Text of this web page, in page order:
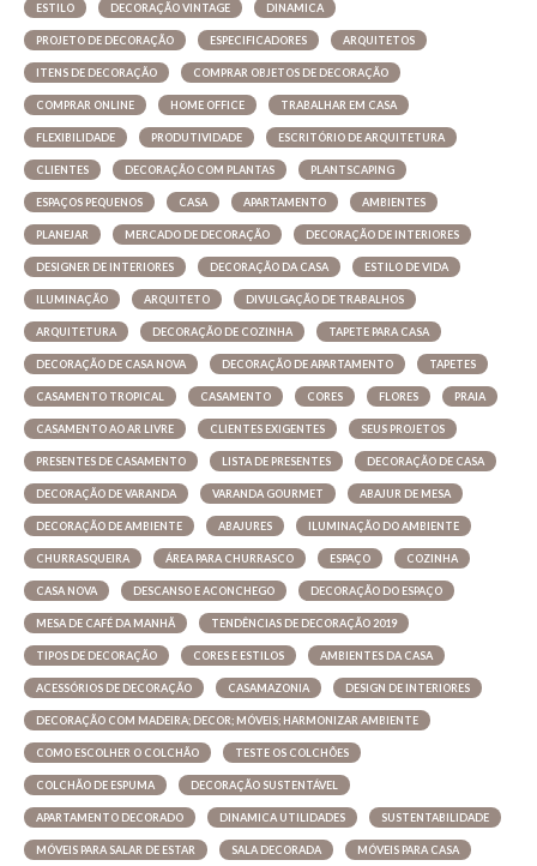
ESTILO DECORAÇÃO VINTAGE DINAMICA
PROJETO DE DECORAÇÃO ESPECIFICADORES ARQUITETOS
ITENS DE DECORAÇÃO COMPRAR OBJETOS DE DECORAÇÃO
COMPRAR ONLINE HOME OFFICE TRABALHAR EM CASA
FLEXIBILIDADE PRODUTIVIDADE ESCRITÓRIO DE ARQUITETURA
CLIENTES DECORAÇÃO COM PLANTAS PLANTSCAPING
ESPAÇOS PEQUENOS CASA APARTAMENTO AMBIENTES
PLANEJAR MERCADO DE DECORAÇÃO DECORAÇÃO DE INTERIORES
DESIGNER DE INTERIORES DECORAÇÃO DA CASA ESTILO DE VIDA
ILUMINAÇÃO ARQUITETO DIVULGAÇÃO DE TRABALHOS
ARQUITETURA DECORAÇÃO DE COZINHA TAPETE PARA CASA
DECORAÇÃO DE CASA NOVA DECORAÇÃO DE APARTAMENTO TAPETES
CASAMENTO TROPICAL CASAMENTO CORES FLORES PRAIA
CASAMENTO AO AR LIVRE CLIENTES EXIGENTES SEUS PROJETOS
PRESENTES DE CASAMENTO LISTA DE PRESENTES DECORAÇÃO DE CASA
DECORAÇÃO DE VARANDA VARANDA GOURMET ABAJUR DE MESA
DECORAÇÃO DE AMBIENTE ABAJURES ILUMINAÇÃO DO AMBIENTE
CHURRASQUEIRA ÁREA PARA CHURRASCO ESPAÇO COZINHA
CASA NOVA DESCANSO E ACONCHEGO DECORAÇÃO DO ESPAÇO
MESA DE CAFÉ DA MANHÃ TENDÊNCIAS DE DECORAÇÃO 2019
TIPOS DE DECORAÇÃO CORES E ESTILOS AMBIENTES DA CASA
ACESSÓRIOS DE DECORAÇÃO CASAMAZONIA DESIGN DE INTERIORES
DECORAÇÃO COM MADEIRA; DECOR; MÓVEIS; HARMONIZAR AMBIENTE
COMO ESCOLHER O COLCHÃO TESTE OS COLCHÕES
COLCHÃO DE ESPUMA DECORAÇÃO SUSTENTÁVEL
APARTAMENTO DECORADO DINAMICA UTILIDADES SUSTENTABILIDADE
MÓVEIS PARA SALAR DE ESTAR SALA DECORADA MÓVEIS PARA CASA